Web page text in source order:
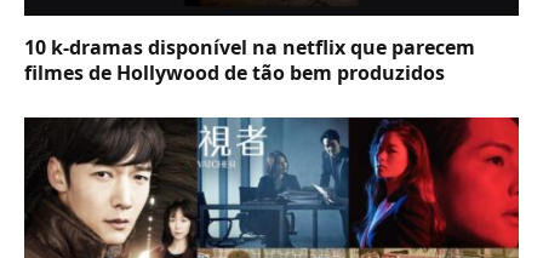
10 k-dramas disponível na netflix que parecem
filmes de Hollywood de tão bem produzidos